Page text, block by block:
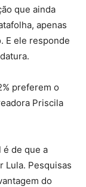
que ainda
apenas
E ele responde
preferem o
Priscila
é de que a
Lula. Pesquisas
do